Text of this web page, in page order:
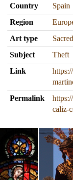
Country
Spain
Region
Art type
Subject
Theft
Link
Permalink
caliz-